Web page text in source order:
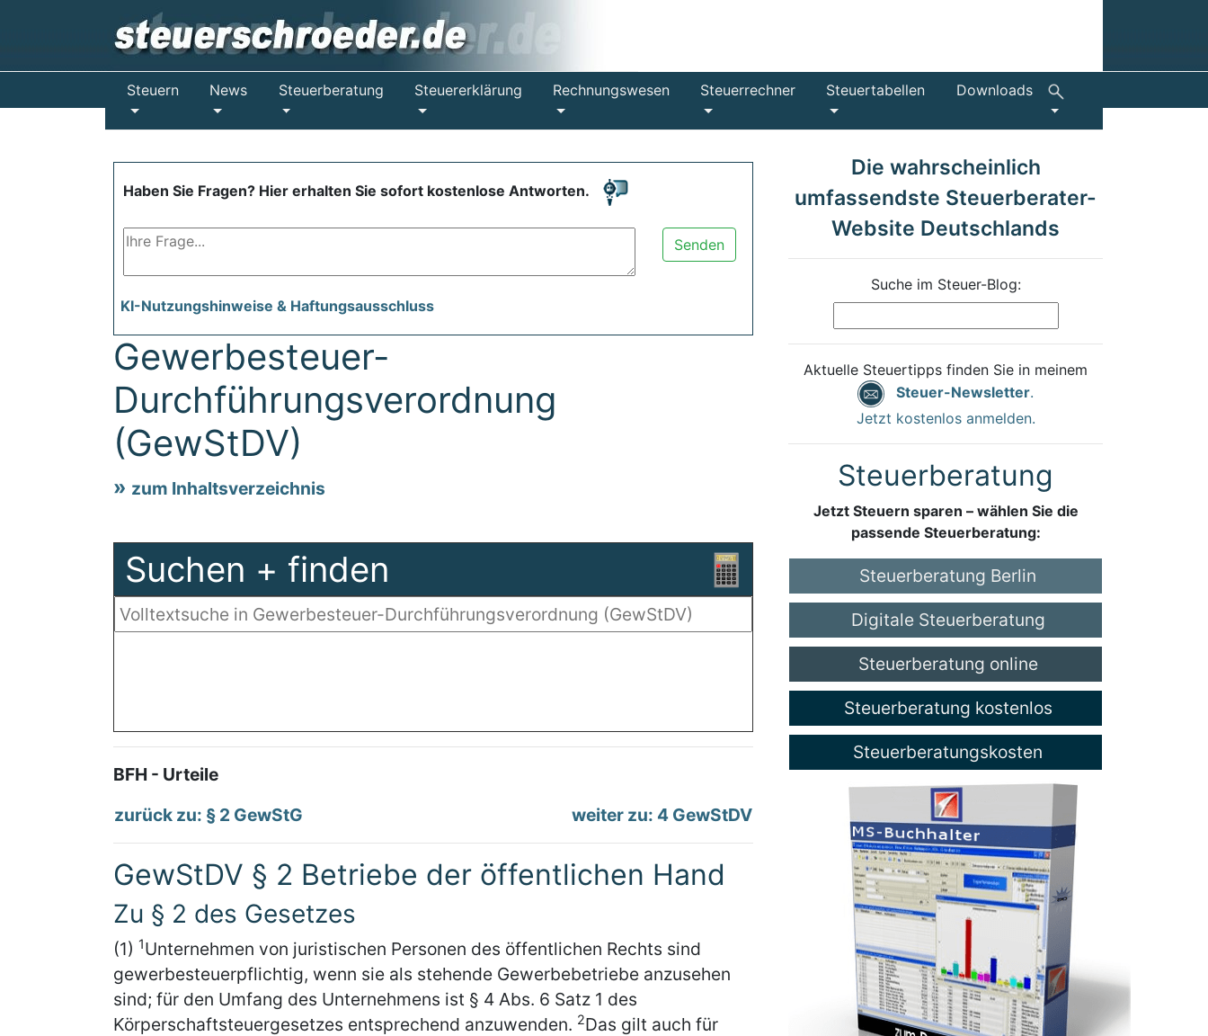
Steuern News Steuerberatung Steuererklärung Rechnungswesen Steuerrechner Steuertabellen Downloads
Haben Sie Fragen? Hier erhalten Sie sofort kostenlose Antworten.
Senden
KI-Nutzungshinweise & Haftungsausschluss
Gewerbesteuer-
Durchführungsverordnung
(GewStDV)
zum Inhaltsverzeichnis
Suchen + finden
BFH - Urteile
zurück zu: § 2 GewStG
weiter zu: 4 GewStDV
GewStDV § 2 Betriebe der öffentlichen Hand
Zu § 2 des Gesetzes
(1) 1Unternehmen von juristischen Personen des öffentlichen Rechts sind
gewerbesteuerpflichtig, wenn sie als stehende Gewerbebetriebe anzusehen
sind; für den Umfang des Unternehmens ist § 4 Abs. 6 Satz 1 des
Körperschaftsteuergesetzes entsprechend anzuwenden. 2Das gilt auch für
Die wahrscheinlich
umfassendste Steuerberater-
Website Deutschlands
Suche im Steuer-Blog:
Aktuelle Steuertipps finden Sie in meinem
Steuer-Newsletter.
Jetzt kostenlos anmelden.
Steuerberatung
Jetzt Steuern sparen – wählen Sie die
passende Steuerberatung:
Steuerberatung Berlin
Digitale Steuerberatung
Steuerberatung online
Steuerberatung kostenlos
Steuerberatungskosten